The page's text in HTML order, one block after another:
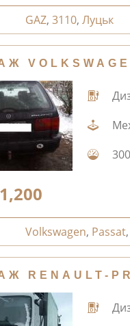
GAZ,3110,Луцьк
1,200
Volkswagen, Passat
RENAULT-